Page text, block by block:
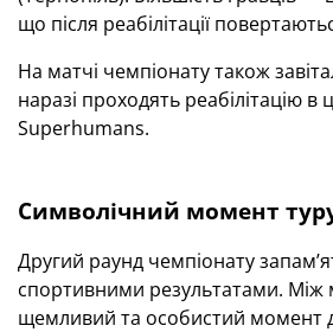
що після реабілітації
На матчі чемпіонату також
наразі проходять реабілітацію в
Superhumans.
Символічний момент
Другий раунд чемпіонату
спортивними результатами. Між
щемливий та особистий момент